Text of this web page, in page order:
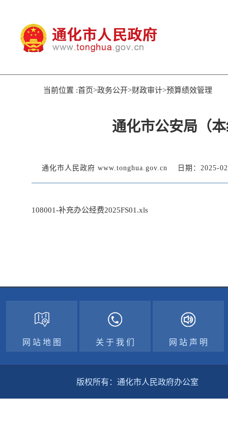
当前位置 :首页>政务公开>财政审计>预算绩效管理
通化市公安局（
通化市人民政府 www.tonghua.gov.cn 日期：2025-
108001-补充办公经费2025FS01.xls
网 站 地 图 关 于 我 们 网 站 声 明
版权所有：通化市人民政府办公室